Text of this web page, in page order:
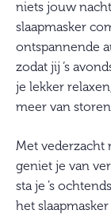
niets jouw
slaapmasker
ontspannende
zodat jij ‘s
je lekker
meer van
Met vederzacht
geniet je van
sta je ’s
het